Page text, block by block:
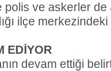
polis ve askerler de
ilçe
EDİYOR
devam ettiği